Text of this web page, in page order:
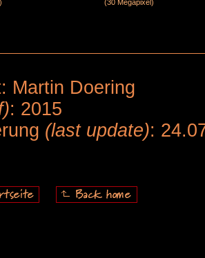
(30 Megapixel)
Martin Doering
: 2015
(last update):